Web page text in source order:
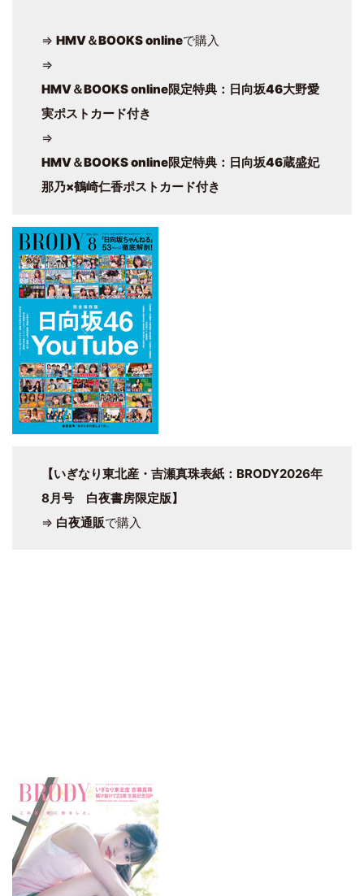
⇒ HMV＆BOOKS onlineで購入
⇒
HMV＆BOOKS online限定特典：日向坂46大野愛
実ポストカード付き
⇒
HMV＆BOOKS online限定特典：日向坂46蔵盛妃
那乃×鶴崎仁香ポストカード付き
【いぎなり東北産・吉瀬真珠表紙：BRODY2026年
8月号 白夜書房限定版】
⇒ 白夜通販で購入